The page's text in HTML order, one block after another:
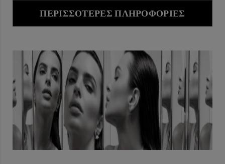
ΠΕΡΙΣΣΌΤΕΡΕΣ ΠΛΗΡΟΦΟΡΊΕΣ